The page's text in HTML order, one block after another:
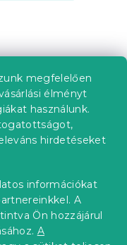
megfelelően
élményt
használunk.
hirdetéseket
információkat
A
Ön hozzájárul
A